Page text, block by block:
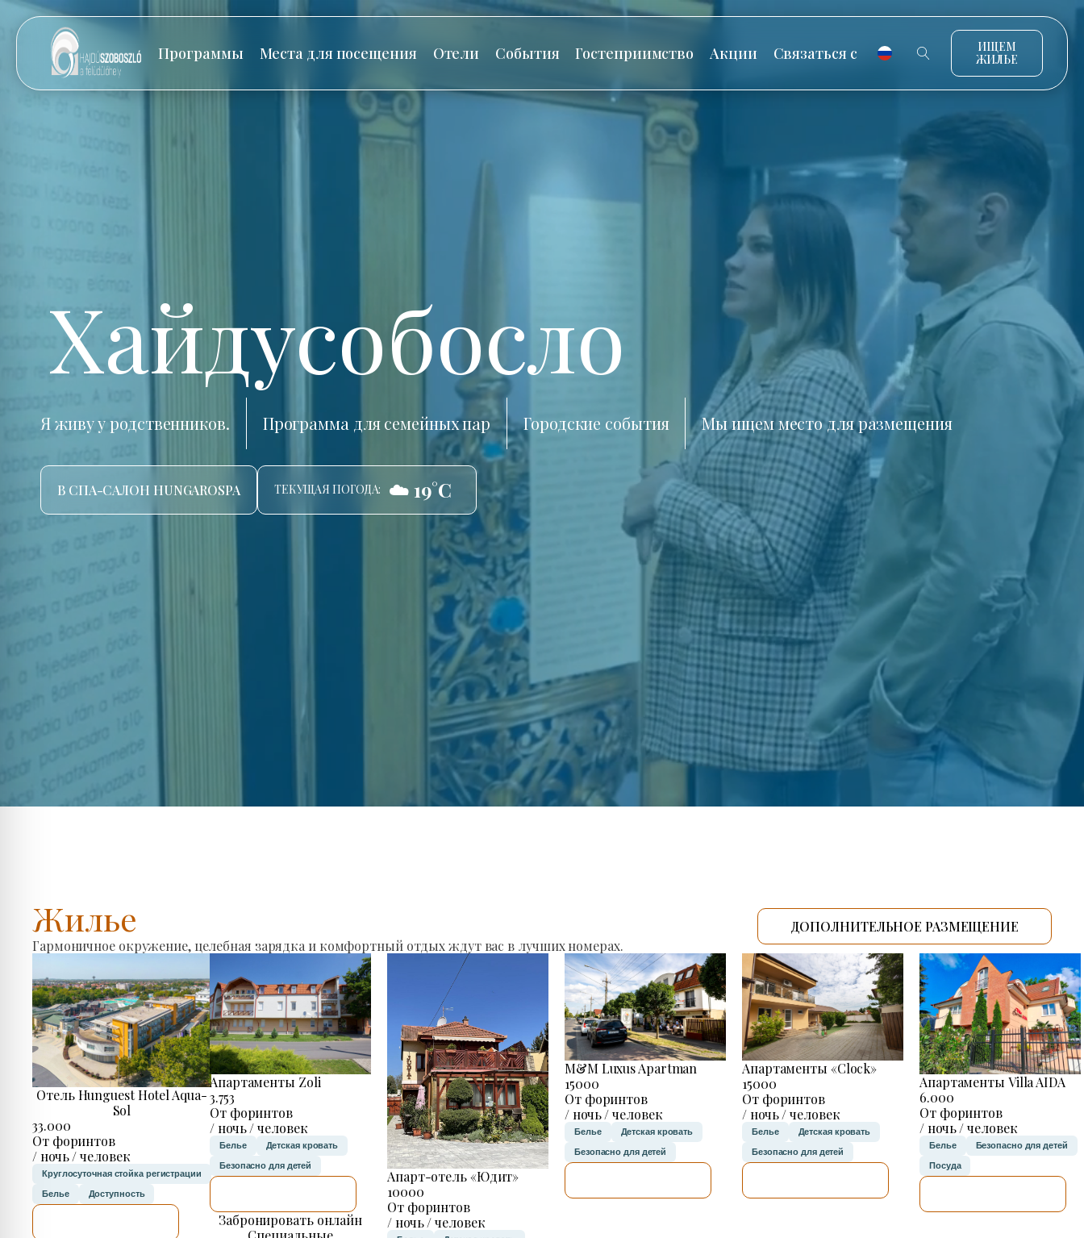
Программы Места для посещения Отели События Гостеприимство Акции Связаться с
ИЩЕМ
ЖИЛЬЕ
Хайдусобосло
Я живу у родственников. Программа для семейных пар Городские события Мы ищем место для размещения
В СПА-САЛОН HUNGAROSPA ТЕКУЩАЯ ПОГОДА: ☁️ 19°C
Жилье
Гармоничное окружение, целебная зарядка и комфортный отдых ждут вас в лучших номерах.
ДОПОЛНИТЕЛЬНОЕ РАЗМЕЩЕНИЕ
Отель Hunguest Hotel Aqua-
Sol
33.000
От форинтов
/ ночь / человек
Круглосуточная стойка регистрации
Белье Доступность
Апартаменты Zoli
3.753
От форинтов
/ ночь / человек
Белье Детская кровать
Безопасно для детей
Забронировать онлайн
Апарт-отель «Юдит»
10000
От форинтов
/ ночь / человек
M&M Luxus Apartman
15000
От форинтов
/ ночь / человек
Белье Детская кровать
Безопасно для детей
Апартаменты «Clock»
15000
От форинтов
/ ночь / человек
Белье Детская кровать
Безопасно для детей
Апартаменты Villa AIDA
6.000
От форинтов
/ ночь / человек
Белье Безопасно для детей
Посуда